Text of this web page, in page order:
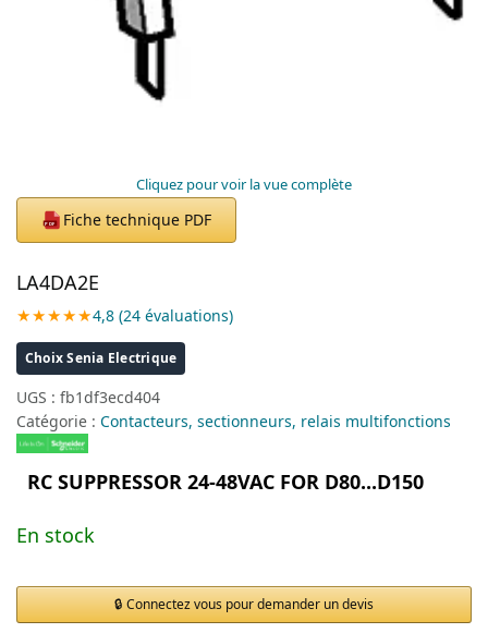
Cliquez pour voir la vue complète
PDF Fiche technique PDF
LA4DA2E
★★★★★4,8 (24 évaluations)
Choix Senia Electrique
UGS : fb1df3ecd404
Catégorie : Contacteurs, sectionneurs, relais multifonctions
RC SUPPRESSOR 24-48VAC FOR D80...D150
En stock
Connectez vous pour demander un devis